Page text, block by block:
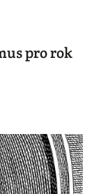
pro rok